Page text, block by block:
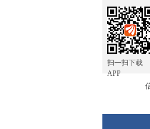
扫一扫下载
APP